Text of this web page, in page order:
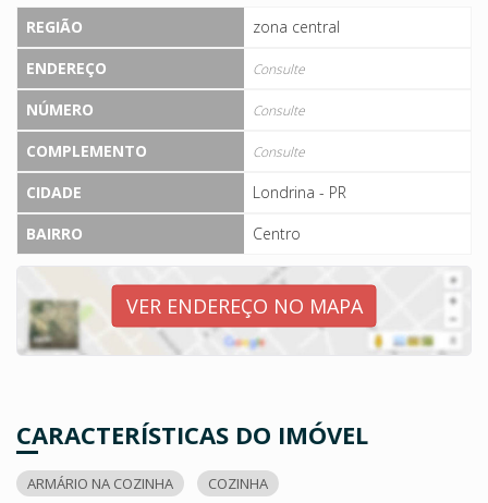
REGIÃO
zona central
ENDEREÇO
Consulte
NÚMERO Consulte
COMPLEMENTO Consulte
CIDADE
Londrina - PR
BAIRRO
Centro
VER ENDEREÇO NO MAPA
CARACTERÍSTICAS DO IMÓVEL
ARMÁRIO NA COZINHA COZINHA